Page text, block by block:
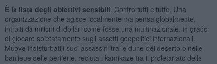
È la lista degli obiettivi sensibili . Contro tutti e tutto. Una
organizzazione che agisce localmente ma pensa globalmente,
introiti da milioni di dollari come fosse una multinazionale, in grado
di giocare spietatamente sugli assetti geopolitici internazionali.
Muove indisturbati i suoi assassini tra le dune del deserto o nelle
banlieue delle periferie, recluta i kamikaze tra il proletariato delle